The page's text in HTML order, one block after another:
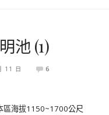
池 (1)
11 日 6
區海拔1150~1700公尺